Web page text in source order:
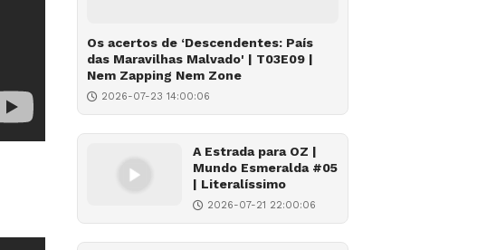
Os acertos de ‘Descendentes: País
das Maravilhas Malvado' | T03E09 |
Nem Zapping Nem Zone
2026-07-23 14:00:06
A Estrada para OZ |
Mundo Esmeralda #05
| Literalíssimo
2026-07-21 22:00:06